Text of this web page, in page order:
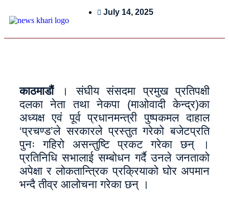
July 14, 2025
काठमाडौं। संघीय संसदमा प्रमुख प्रतिपक्षी
दलका नेता तथा नेकपा (माओवादी केन्द्र)का
अध्यक्ष एवं पूर्व प्रधानमन्त्री पुष्पकमल दाहाल
‘प्रचण्ड’ले सरकारले प्रस्तुत गरेको बजेटप्रति
पुनः गहिरो असन्तुष्टि प्रकट गरेका छन् ।
प्रतिनिधि सभालाई सम्बोधन गर्दै उनले जनताको
अपेक्षा र लोकतान्त्रिक प्रक्रियाको घोर अपमान
भन्दै तीव्र आलोचना गरेका छन् ।